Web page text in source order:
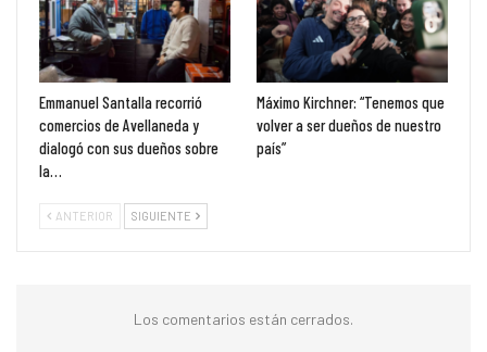
Emmanuel Santalla recorrió
comercios de Avellaneda y
dialogó con sus dueños sobre
la…
Máximo Kirchner: “Tenemos que
volver a ser dueños de nuestro
país”
ANTERIOR SIGUIENTE
Los comentarios están cerrados.